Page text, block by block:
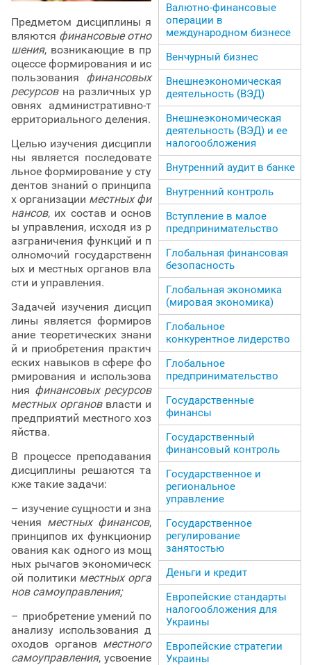
Предметом дисциплины я
вляются финансовые отно
шения, возникающие в пр
оцессе формирования и ис
пользования финансовых
ресурсовна различных ур
овнях административно-т
ерриториального деления.
Целью изучения дисципли
ны является последовате
льное формирование у сту
дентов знаний о принципа
х организации местных фи
нансов, их состав и основ
ы управления, исходя из р
азграничения функций и п
олномочий государственн
ых и местных органов вла
сти и управления.
Задачей изучения дисцип
лины является формиров
ание теоретических знани
й и приобретения практич
еских навыков в сфере фо
рмирования и использова
ния финансовых ресурсов
местных органоввласти и
предприятий местного хоз
яйства.
В процессе преподавания
дисциплины решаются та
кже такие задачи:
– изучение сущности и зна
чения местных финансов,
принципов их функционир
ования как одного из мощ
ных рычагов экономическ
ой политики местных орга
нов самоуправления;
– приобретение умений по
анализу использования д
оходов органов местного
самоуправления, усвоение
Валютно-финансовые
операции в
международном бизнесе
Венчурный бизнес
Внешнеэкономическая
деятельность (ВЭД)
Внешнеэкономическая
деятельность (ВЭД) и ее
налогообложения
Внутренний аудит в банке
Внутренний контроль
Вступление в малое
предпринимательство
Глобальная финансовая
безопасность
Глобальная экономика
(мировая экономика)
Глобальное
конкурентное лидерство
Глобальное
предпринимательство
Государственные
финансы
Государственный
финансовый контроль
Государственное и
региональное
управление
Государственное
регулирование
занятостью
Деньги и кредит
Европейские стандарты
налогообложения для
Украины
Европейские стратегии
Украины